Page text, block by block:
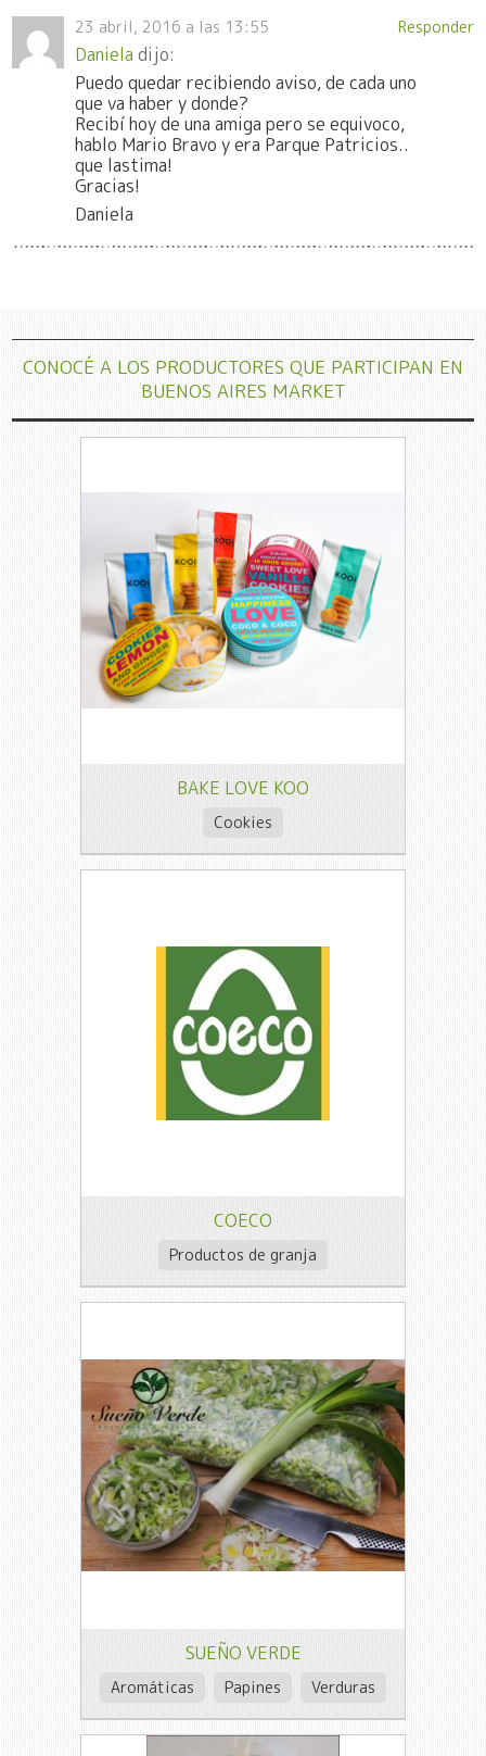
23 abril, 2016 a las 13:55
Daniela dijo:
Puedo quedar recibiendo aviso, de cada uno
que va haber y donde?
Recibí hoy de una amiga pero se equivoco,
hablo Mario Bravo y era Parque Patricios..
que lastima!
Gracias!
Daniela
Responder
CONOCÉ A LOS PRODUCTORES QUE PARTICIPAN EN
BUENOS AIRES MARKET
BAKE LOVE KOO
Cookies
COECO
Productos de granja
SUEÑO VERDE
Aromáticas Papines Verduras